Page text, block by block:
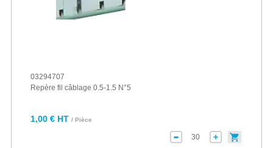
03294707
Repère fil câblage 0.5-1.5 N°5
1,00 € HT / Pièce